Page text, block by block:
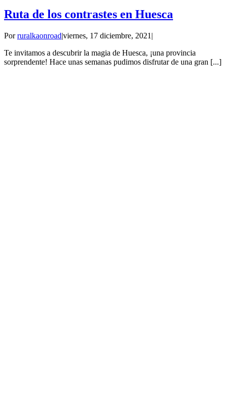
Ruta de los contrastes en Huesca
Porruralkaonroad|viernes, 17 diciembre, 2021 |
Te invitamos a descubrir la magia de Huesca, ¡una provincia
sorprendente! Hace unas semanas pudimos disfrutar de una gran [...]